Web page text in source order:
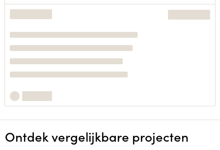
Ontdek vergelijkbare projecten